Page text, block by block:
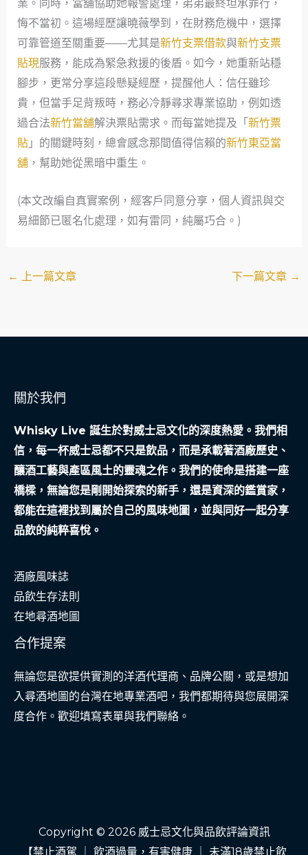
業。同時，當舖協助她報警處理，弟弟最終坦承罪行，
悔不當初。這場經歷讓曉薇學到，在財務危機中，選擇
可靠管道至關重要——尤其是新竹支票借款與新竹支票
貼現服務，能成為緊急救援的後盾。如今，她重新站穩
腳步，更常分享這段懸疑經歷，提醒他人：信任雖珍
貴，但當手足背叛時，務必冷靜尋求專業協助，例如透
過合法新竹當舖解決票貼需求。而每當她提及「 新竹票
貼」的關鍵時刻，總會感念那間值得信賴的新竹東亞當
舖，幫助她從黑暗中重生。
(本文改編自真實案例，經客戶同意分享，個人資訊與交
易細節已匿名化處理，如有雷同，純屬巧合。)
← 上一篇文章 下一篇文章 →
關於我們
Whisky Live 誕生於對威士忌文化的深度熱愛。我們相
信，每一杯威士忌都不只是飲品，而是承載著酒廠歷史、
釀酒工藝與產區風土的靈魂之作。我們的使命是搭建一座
橋樑，無論您是剛開始探索的新手，還是資深的鑑賞家，
都能在這裡找到屬於自己的風味地圖，並與同好一起分享
品飲的純粹喜悅。
酒廠風味誌
品飲生存法則
在地尋酒地圖
合作提案
無論您是欲提供實測的洋酒代理商、品牌公關，或是想加
入尋酒地圖的台灣在地專業酒吧，我們都期待與您展開深
度合作。歡迎填寫表單與我們聯絡。
Copyright © 2026 威士忌文化與品飲評論資訊
【禁止酒駕 ｜ 飲酒過量，有害健康 ｜ 未滿18歲禁止飲